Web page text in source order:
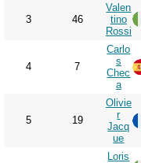
3 46
Valen
tino
Rossi
4 7
Carlo
s
Chec
a
5 19
Olivie
r
Jacq
ue
Loris